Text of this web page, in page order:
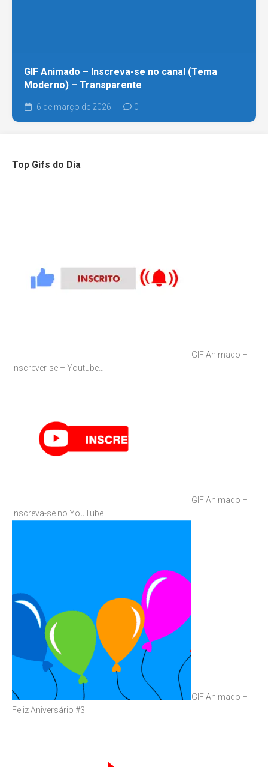
GIF Animado – Inscreva-se no canal (Tema
Moderno) – Transparente
6 de março de 2026 0
Top Gifs do Dia
GIF Animado –
Inscrever-se – Youtube…
GIF Animado –
Inscreva-se no YouTube
GIF Animado –
Feliz Aniversário #3